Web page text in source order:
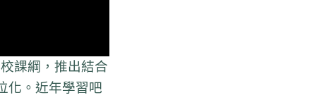
課綱，推出結合
化。近年學習吧